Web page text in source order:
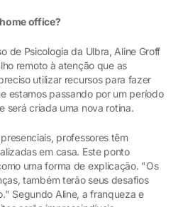
office?
de Psicologia da Ulbra, Aline Groff
remoto à atenção que as
utilizar recursos para fazer
estamos passando por um período
será criada uma nova rotina.
professores têm
em casa. Este ponto
uma forma de explicação. "Os
também terão seus desafios
Segundo Aline, a franqueza e